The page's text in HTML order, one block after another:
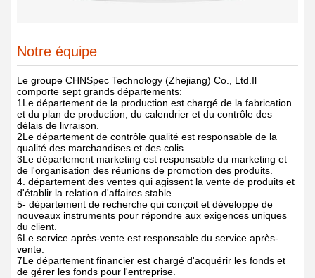
Notre équipe
Le groupe CHNSpec Technology (Zhejiang) Co., Ltd. Il
comporte sept grands départements:
1Le département de la production est chargé de la fabrication
et du plan de production, du calendrier et du contrôle des
délais de livraison.
2Le département de contrôle qualité est responsable de la
qualité des marchandises et des colis.
3Le département marketing est responsable du marketing et
de l'organisation des réunions de promotion des produits.
4. département des ventes qui agissent la vente de produits et
d'établir la relation d'affaires stable.
5- département de recherche qui conçoit et développe de
nouveaux instruments pour répondre aux exigences uniques
du client.
6Le service après-vente est responsable du service après-
vente.
7Le département financier est chargé d'acquérir les fonds et
de gérer les fonds pour l'entreprise.